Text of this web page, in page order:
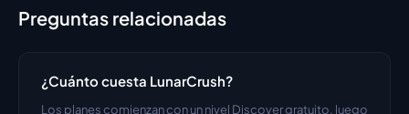
Preguntas relacionadas
¿Cuánto cuesta LunarCrush?
Los planes comienzan con un nivel Discover gratuito, luego